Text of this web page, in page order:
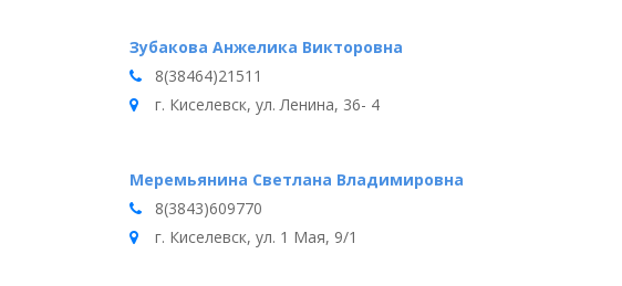
Зубакова Анжелика Викторовна
8(38464)21511
г. Киселевск, ул. Ленина, 36- 4
Меремьянина Светлана Владимировна
8(3843)609770
г. Киселевск, ул. 1 Мая, 9/1